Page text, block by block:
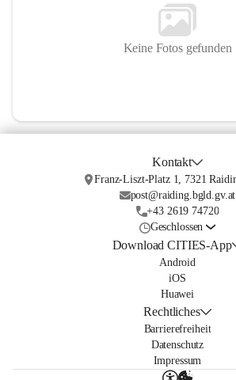
Keine Fotos gefunden
Kontakt
Franz-Liszt-Platz 1, 7321
post@raiding.bgld.gv.at
+43 2619 74720
Geschlossen
Download CITIES-App
Android
iOS
Huawei
Rechtliches
Barrierefreiheit
Datenschutz
Impressum